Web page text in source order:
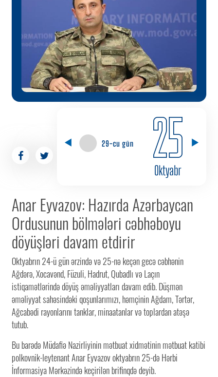
29-cu gün 25
Oktyabr
Anar Eyvazov: Hazırda Azərbaycan
Ordusunun bölmələri cəbhəboyu
döyüşləri davam etdirir
Oktyabrın 24-ü gün ərzində və 25-nə keçən gecə cəbhənin
Ağdərə, Xocavənd, Füzuli, Hadrut, Qubadlı və Laçın
istiqamətlərində döyüş əməliyyatları davam edib. Düşmən
əməliyyat sahəsindəki qoşunlarımızı, həmçinin Ağdam, Tərtər,
Ağcabədi rayonlarını tanklar, minaatanlar və toplardan atəşə
tutub.
Bu barədə Müdafiə Nazirliyinin mətbuat xidmətinin mətbuat katibi
polkovnik-leytenant Anar Eyvazov oktyabrın 25-də Hərbi
İnformasiya Mərkəzində keçirilən brifinqdə deyib.